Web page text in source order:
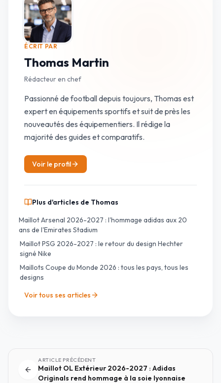
ÉCRIT PAR
Thomas Martin
Rédacteur en chef
Passionné de football depuis toujours, Thomas est
expert en équipements sportifs et suit de près les
nouveautés des équipementiers. Il rédige la
majorité des guides et comparatifs.
Voir le profil
Plus d'articles de Thomas
Maillot Arsenal 2026-2027 : l'hommage adidas aux 20
ans de l'Emirates Stadium
Maillot PSG 2026-2027 : le retour du design Hechter
signé Nike
Maillots Coupe du Monde 2026 : tous les pays, tous les
designs
Voir tous ses articles
ARTICLE PRÉCÉDENT
Maillot OL Extérieur 2026-2027 : Adidas
Originals rend hommage à la soie lyonnaise